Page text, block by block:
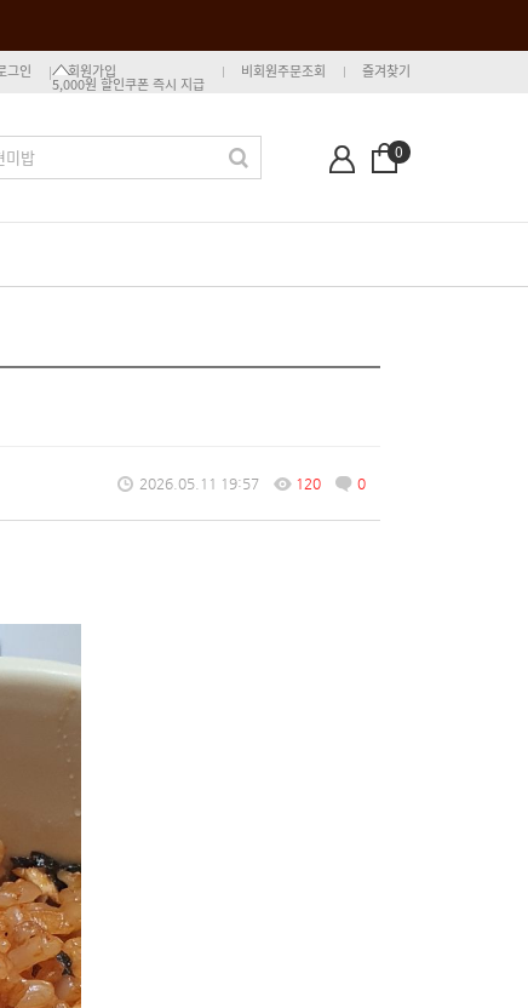
그인 회원가입
5,000원 할인쿠폰 즉시 지급
비회원주문조회 즐겨찾기
0
2026.05.11 19:57 120 0